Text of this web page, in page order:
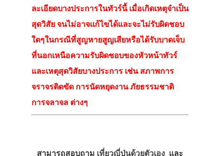
ละเอียดบางประการในทัวร์นี้ เมื่อเกิดเหตุจำเป็น
สุดวิสัย จนไม่อาจแก้ไขได้และจะไม่รับผิดชอบ
ใดๆในกรณีที่สูญหายสูญเสียหรือได้รับบาดเจ็บ
ที่นอกเหนือความรับผิดชอบของหัวหน้าทัวร์
และเหตุสุดวิสัยบางประการ เช่น สภาพการ
จราจรติดขัด การนัดหยุดงาน ภัยธรรมชาติ
การจลาจล ต่างๆ
สามารถสอบถาม เที่ยวญี่ปุ่นด้วยตัวเอง และ